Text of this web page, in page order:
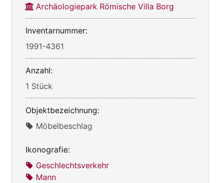
Archäologiepark Römische Villa Borg
Inventarnummer:
1991-4361
Anzahl:
1 Stück
Objektbezeichnung:
Möbelbeschlag
Ikonografie:
Geschlechtsverkehr
Mann